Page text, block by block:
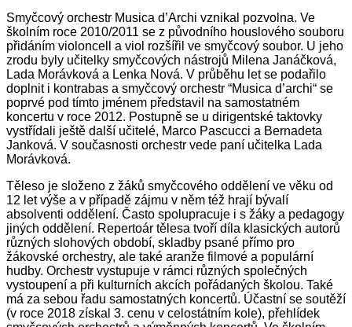
Smyčcový orchestr Musica d’Archi vznikal pozvolna. Ve
školním roce 2010/2011 se z původního houslového souboru
přidáním violoncell a viol rozšířil ve smyčcový soubor. U jeho
zrodu byly učitelky smyčcových nástrojů Milena Janáčková,
Lada Morávková a Lenka Nová. V průběhu let se podařilo
doplnit i kontrabas a smyčcový orchestr “Musica d’archi“ se
poprvé pod tímto jménem představil na samostatném
koncertu v roce 2012. Postupně se u dirigentské taktovky
vystřídali ještě další učitelé, Marco Pascucci a Bernadeta
Janková. V současnosti orchestr vede paní učitelka Lada
Morávková.
Těleso je složeno z žáků smyčcového oddělení ve věku od
12 let výše a v případě zájmu v něm též hrají bývalí
absolventi oddělení. Často spolupracuje i s žáky a pedagogy
jiných oddělení. Repertoár tělesa tvoří díla klasických autorů
různých slohových období, skladby psané přímo pro
žákovské orchestry, ale také aranže filmové a populární
hudby. Orchestr vystupuje v rámci různých společných
vystoupení a při kulturních akcích pořádaných školou. Také
má za sebou řadu samostatných koncertů. Účastní se soutěží
(v roce 2018 získal 3. cenu v celostátním kole), přehlídek